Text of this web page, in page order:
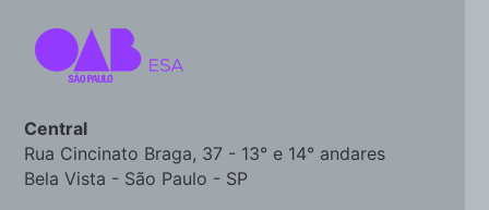
Central
Rua Cincinato Braga, 37 - 13° e 14° andares
Bela Vista - São Paulo - SP